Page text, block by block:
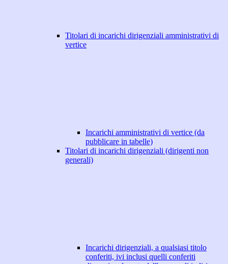
Titolari di incarichi dirigenziali amministrativi di
vertice
Incarichi amministrativi di vertice (da
pubblicare in tabelle)
Titolari di incarichi dirigenziali (dirigenti non
generali)
Incarichi dirigenziali, a qualsiasi titolo
conferiti, ivi inclusi quelli conferiti